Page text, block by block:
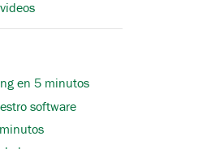
en 5 minutos
software